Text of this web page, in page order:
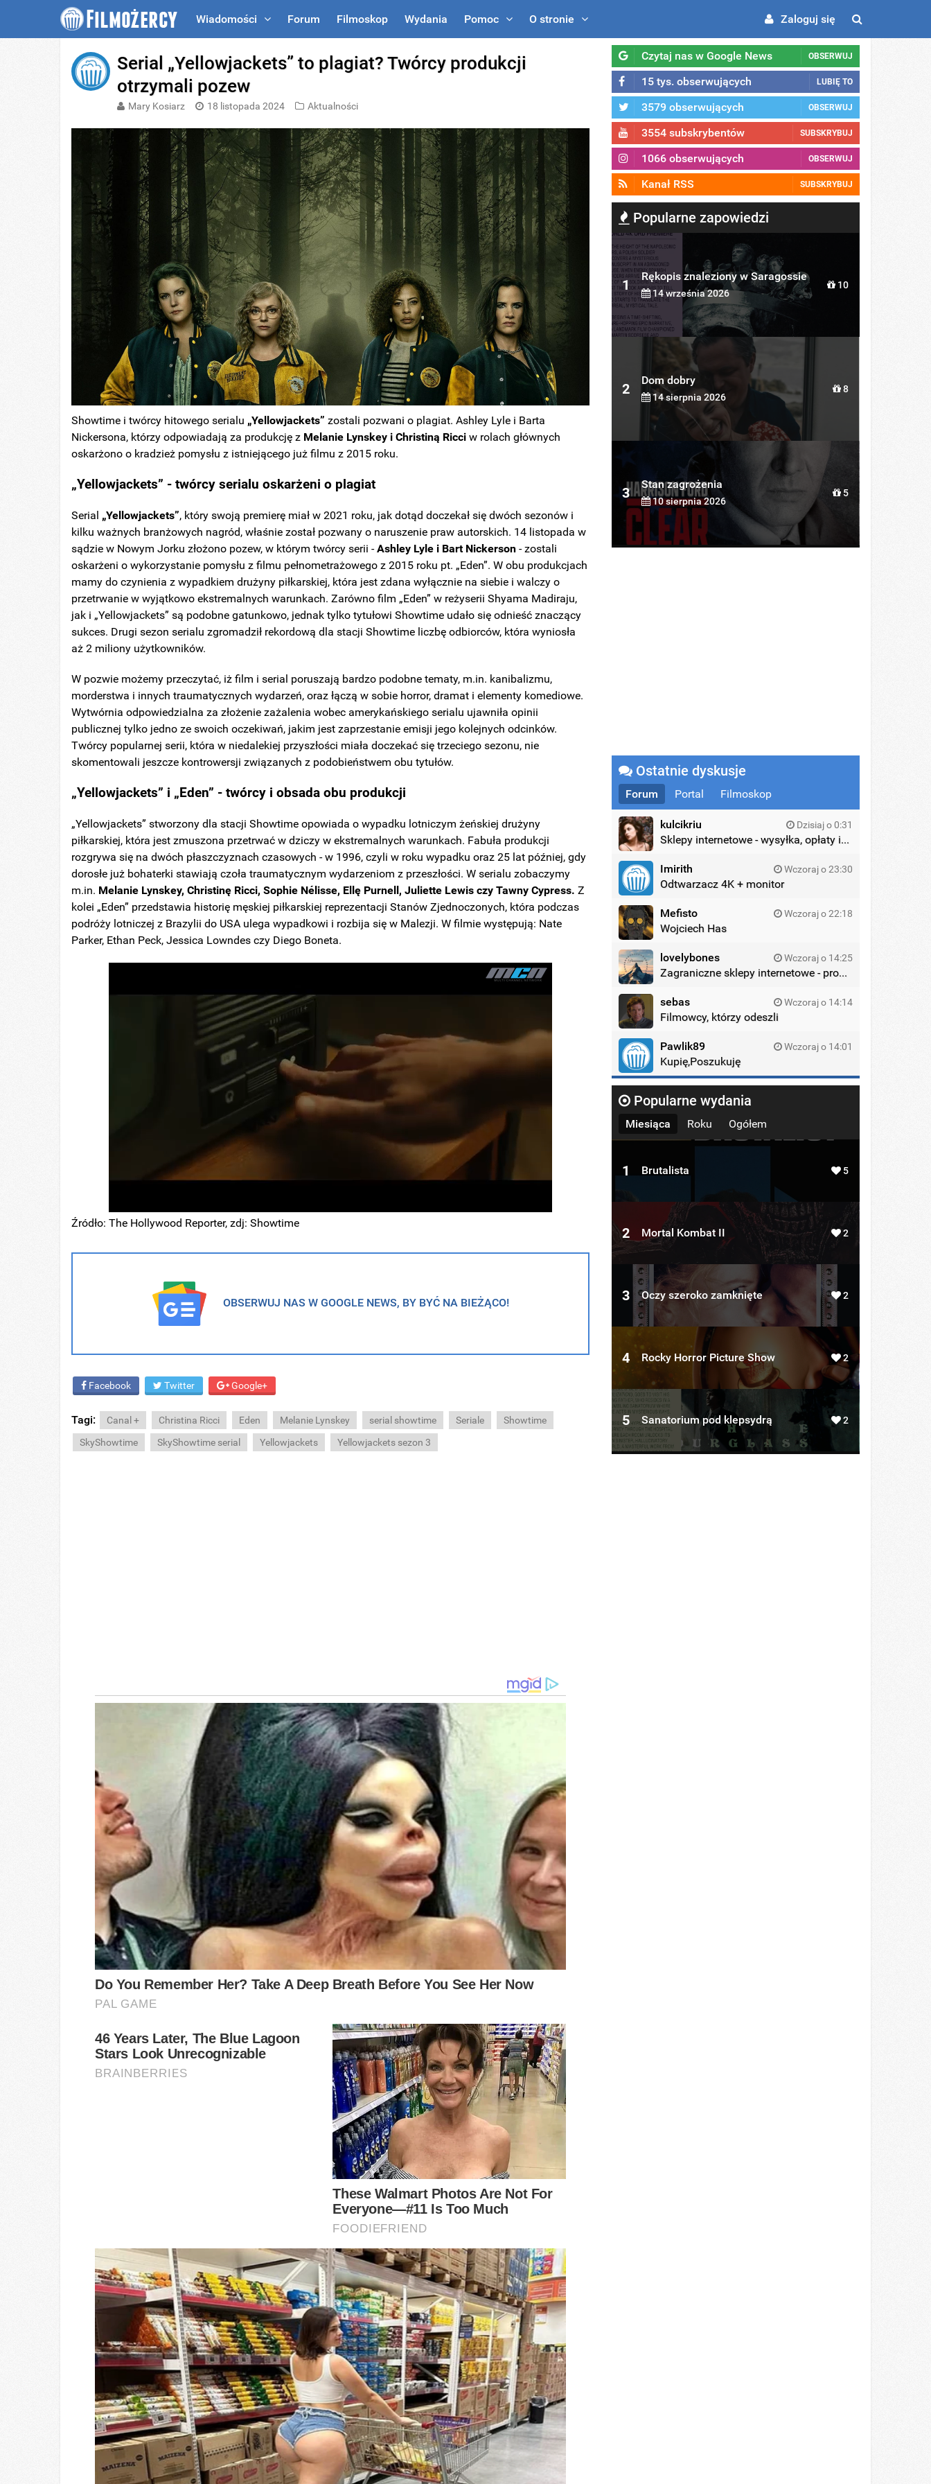
Wiadomości Forum Filmoskop Wydania Pomoc O stronie Zaloguj się
Serial „Yellowjackets” to plagiat? Twórcy produkcji
otrzymali pozew
Mary Kosiarz 18 listopada 2024 Aktualności
Showtime i twórcy hitowego serialu „Yellowjackets” zostali pozwani o plagiat. Ashley Lyle i Barta
Nickersona, którzy odpowiadają za produkcję z Melanie Lynskey i Christiną Ricci w rolach głównych
oskarżono o kradzież pomysłu z istniejącego już filmu z 2015 roku.
„Yellowjackets” - twórcy serialu oskarżeni o plagiat
Serial „Yellowjackets”, który swoją premierę miał w 2021 roku, jak dotąd doczekał się dwóch sezonów i
kilku ważnych branżowych nagród, właśnie został pozwany o naruszenie praw autorskich. 14 listopada w
sądzie w Nowym Jorku złożono pozew, w którym twórcy serii -Ashley Lyle i Bart Nickerson - zostali
oskarżeni o wykorzystanie pomysłu z filmu pełnometrażowego z 2015 roku pt. „Eden”. W obu produkcjach
mamy do czynienia z wypadkiem drużyny piłkarskiej, która jest zdana wyłącznie na siebie i walczy o
przetrwanie w wyjątkowo ekstremalnych warunkach. Zarówno film „Eden” w reżyserii Shyama Madiraju,
jak i „Yellowjackets” są podobne gatunkowo, jednak tylko tytułowi Showtime udało się odnieść znaczący
sukces. Drugi sezon serialu zgromadził rekordową dla stacji Showtime liczbę odbiorców, która wyniosła
aż 2 miliony użytkowników.
W pozwie możemy przeczytać, iż film i serial poruszają bardzo podobne tematy, m.in. kanibalizmu,
morderstwa i innych traumatycznych wydarzeń, oraz łączą w sobie horror, dramat i elementy komediowe.
Wytwórnia odpowiedzialna za złożenie zażalenia wobec amerykańskiego serialu ujawniła opinii
publicznej tylko jedno ze swoich oczekiwań, jakim jest zaprzestanie emisji jego kolejnych odcinków.
Twórcy popularnej serii, która w niedalekiej przyszłości miała doczekać się trzeciego sezonu, nie
skomentowali jeszcze kontrowersji związanych z podobieństwem obu tytułów.
„Yellowjackets” i „Eden” - twórcy i obsada obu produkcji
„Yellowjackets” stworzony dla stacji Showtime opowiada o wypadku lotniczym żeńskiej drużyny
piłkarskiej, która jest zmuszona przetrwać w dziczy w ekstremalnych warunkach. Fabuła produkcji
rozgrywa się na dwóch płaszczyznach czasowych - w 1996, czyli w roku wypadku oraz 25 lat później, gdy
dorosłe już bohaterki stawiają czoła traumatycznym wydarzeniom z przeszłości. W serialu zobaczymy
m.in. Melanie Lynskey, Christinę Ricci,Sophie Nélisse, Ellę Purnell, Juliette Lewis czy Tawny Cypress. Z
kolei „Eden” przedstawia historię męskiej piłkarskiej reprezentacji Stanów Zjednoczonych, która podczas
podróży lotniczej z Brazylii do USA ulega wypadkowi i rozbija się w Malezji. W filmie występują: Nate
Parker, Ethan Peck, Jessica Lowndes czy Diego Boneta.
Źródło: The Hollywood Reporter, zdj: Showtime
OBSERWUJ NAS W GOOGLE NEWS, BY BYĆ NA BIEŻĄCO!
Facebook Twitter Google+
Tagi: Canal + Christina Ricci Eden Melanie Lynskey serial showtime Seriale
Showtime
SkyShowtime
SkyShowtime serial Yellowjackets Yellowjackets sezon 3
Czytaj nas w Google News OBSERWUJ
15 tys. obserwujących LUBIĘ TO
3579 obserwujących OBSERWUJ
3554 subskrybentów SUBSKRYBUJ
1066 obserwujących OBSERWUJ
Kanał RSS SUBSKRYBUJ
Popularne zapowiedzi
1
Rękopis znaleziony w Saragossie
14 września 2026
10
2
Dom dobry
14 sierpnia 2026
8
3
Stan zagrożenia
10 sierpnia 2026
5
Ostatnie dyskusje
Forum Portal Filmoskop
kulcikriu Dzisiaj o 0:31
Sklepy internetowe - wysyłka, opłaty itd.
Imirith Wczoraj o 23:30
Odtwarzacz 4K + monitor
Mefisto Wczoraj o 22:18
Wojciech Has
lovelybones Wczoraj o 14:25
Zagraniczne sklepy internetowe - promocje
sebas Wczoraj o 14:14
Filmowcy, którzy odeszli
Pawlik89 Wczoraj o 14:01
Kupię,Poszukuję
Popularne wydania
Miesiąca Roku Ogółem
1 Brutalista 5
2 Mortal Kombat II 2
3 Oczy szeroko zamknięte 2
4 Rocky Horror Picture Show 2
5 Sanatorium pod klepsydrą 2